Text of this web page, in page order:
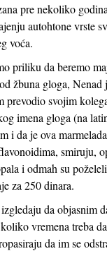
pre nekoliko
autohtone vrste
voća.
priliku da beremo
žbuna gloga,
prevodio svojim
imena gloga (na
i da je ova
smiruju,
i odmah su
za 250 dinara.
da objasnim
vremena treba
da im se